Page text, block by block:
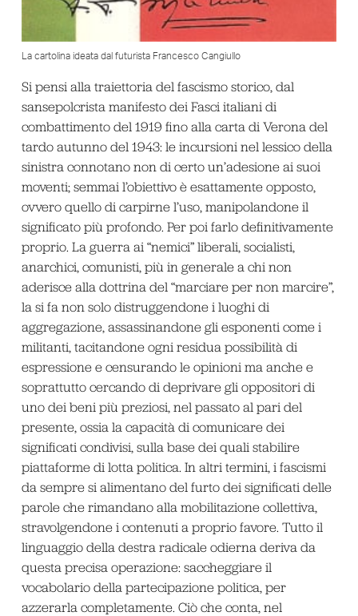
La cartolina ideata dal futurista Francesco Cangiullo
Si pensi alla traiettoria del fascismo storico, dal
sansepolcrista manifesto dei Fasci italiani di
combattimento del 1919 fino alla carta di Verona del
tardo autunno del 1943: le incursioni nel lessico della
sinistra connotano non di certo un’adesione ai suoi
moventi; semmai l’obiettivo è esattamente opposto,
ovvero quello di carpirne l’uso, manipolandone il
significato più profondo. Per poi farlo definitivamente
proprio. La guerra ai “nemici” liberali, socialisti,
anarchici, comunisti, più in generale a chi non
aderisce alla dottrina del “marciare per non marcire”,
la si fa non solo distruggendone i luoghi di
aggregazione, assassinandone gli esponenti come i
militanti, tacitandone ogni residua possibilità di
espressione e censurando le opinioni ma anche e
soprattutto cercando di deprivare gli oppositori di
uno dei beni più preziosi, nel passato al pari del
presente, ossia la capacità di comunicare dei
significati condivisi, sulla base dei quali stabilire
piattaforme di lotta politica. In altri termini, i fascismi
da sempre si alimentano del furto dei significati delle
parole che rimandano alla mobilitazione collettiva,
stravolgendone i contenuti a proprio favore. Tutto il
linguaggio della destra radicale odierna deriva da
questa precisa operazione: saccheggiare il
vocabolario della partecipazione politica, per
azzerarla completamente. Ciò che conta, nel